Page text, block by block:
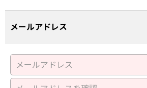
メールアドレス